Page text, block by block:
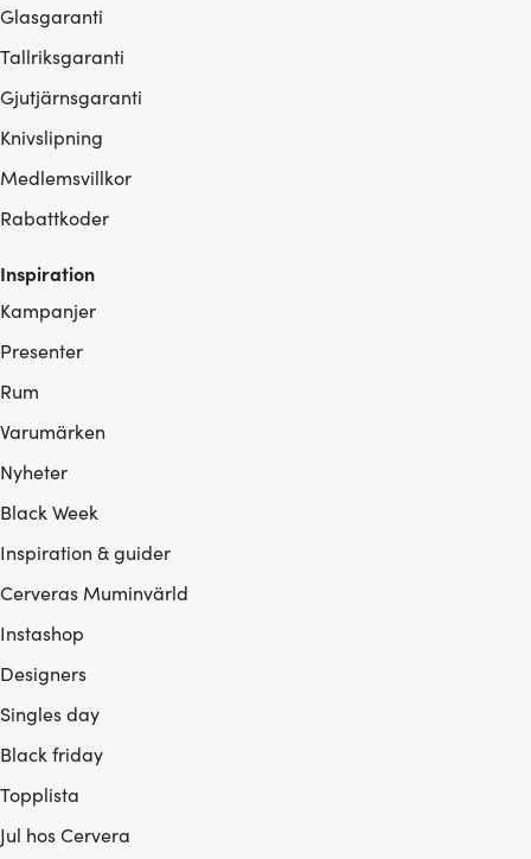
Glasgaranti
Tallriksgaranti
Gjutjärnsgaranti
Knivslipning
Medlemsvillkor
Rabattkoder
Inspiration
Kampanjer
Presenter
Rum
Varumärken
Nyheter
Black Week
Inspiration & guider
Cerveras Muminvärld
Instashop
Designers
Singles day
Black friday
Topplista
Jul hos Cervera